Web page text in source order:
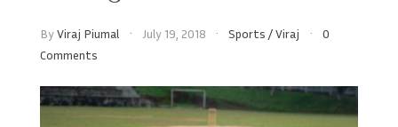
ByViraj Piumal July 19, 2018 Sports /Viraj
0
Comments